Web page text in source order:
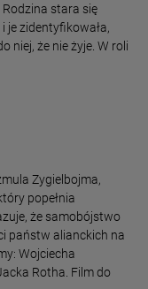
Rodzina stara się
je zidentyfikowała,
niej, że nie żyje. W roli
Zygielbojma,
popełnia
że samobójstwo
państw alianckich na
Wojciecha
Rotha. Film do